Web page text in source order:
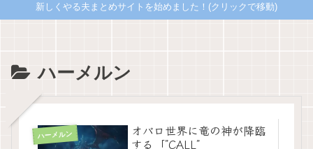
新しくやる夫まとめサイトを始めました！(クリックで移動)
ハーメルン
ハーメルン
オバロ世界に竜の神が降臨
する「”CALL”